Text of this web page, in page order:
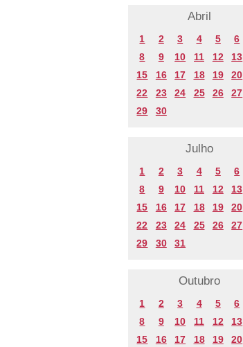
Abril
1 2 3 4 5 6
8
9 10 11 12 13
15
16 17 18 19 20
22
23 24 25 26 27
29
30
Julho
1 2 3 4 5 6
8
9 10 11 12 13
15
16 17 18 19 20
22
23 24 25 26 27
29
30 31
Outubro
1 2 3 4 5 6
8
9 10 11 12 13
15
16 17 18 19 20